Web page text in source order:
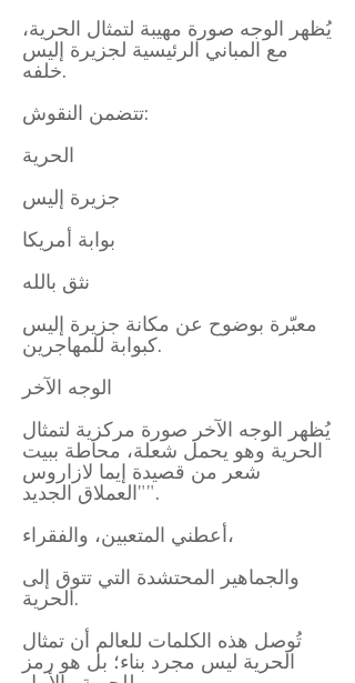
يُظهر الوجه صورة مهيبة لتمثال الحرية،
مع المباني الرئيسية لجزيرة إليس
خلفه.
تتضمن النقوش:
الحرية
جزيرة إليس
بوابة أمريكا
نثق بالله
معبّرة بوضوح عن مكانة جزيرة إليس
كبوابة للمهاجرين.
الوجه الآخر
يُظهر الوجه الآخر صورة مركزية لتمثال
الحرية وهو يحمل شعلة، محاطة ببيت
شعر من قصيدة إيما لازاروس
"العملاق الجديد".
أعطني المتعبين، والفقراء،
والجماهير المحتشدة التي تتوق إلى
الحرية.
تُوصل هذه الكلمات للعالم أن تمثال
الحرية ليس مجرد بناء؛ بل هو رمز